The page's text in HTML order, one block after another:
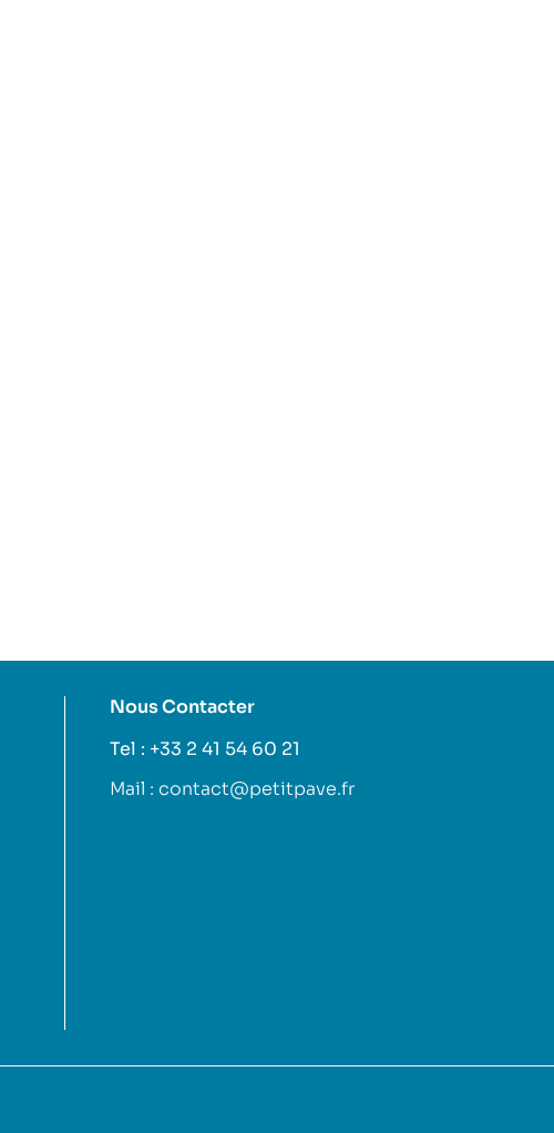
Nous Contacter
Tel : +33 2 41 54 60 21
Mail : contact@petitpave.fr